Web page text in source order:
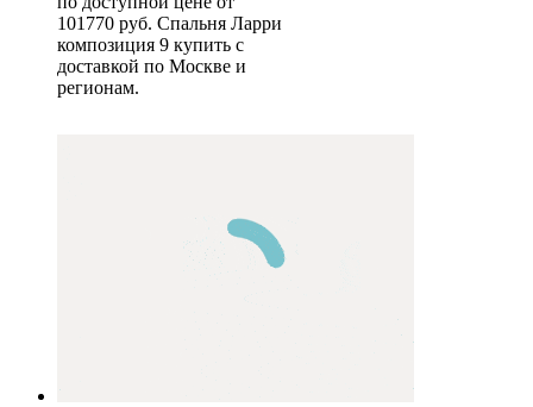
101770 руб. Спальня Ларри
композиция 9 купить с
доставкой по Москве и
регионам.